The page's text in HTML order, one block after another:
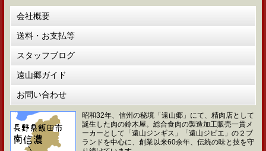
会社概要
送料・お支払等
スタッフブログ
遠山郷ガイド
お問い合わせ
昭和32年、信州の秘境「遠山郷」にて、精肉店として
誕生した肉の鈴木屋。総合食肉の製造加工販売一貫メ
ーカーとして「遠山ジンギス」「遠山ジビエ」の２ブ
ランドを中心に、創業以来60余年、伝統の味と技を守